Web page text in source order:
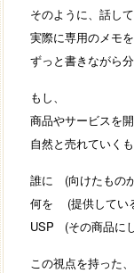
そのように、話して
実際に専用のメモを
ずっと書きながら
もし、
商品やサービスを開
自然と売れていく
誰に (向けたもの
何を (提供してい
USP (その商品に
この視点を持った、